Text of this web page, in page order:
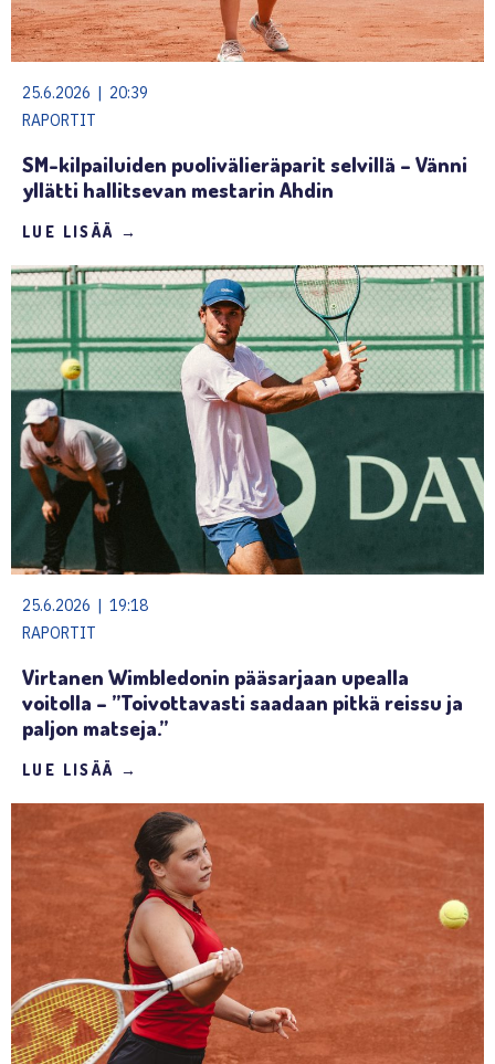
25.6.2026 | 20:39
RAPORTIT
SM-kilpailuiden puolivälieräparit selvillä – Vänni
yllätti hallitsevan mestarin Ahdin
LUE LISÄÄ →
25.6.2026 | 19:18
RAPORTIT
Virtanen Wimbledonin pääsarjaan upealla
voitolla – ”Toivottavasti saadaan pitkä reissu ja
paljon matseja.”
LUE LISÄÄ →